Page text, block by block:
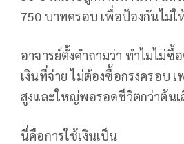
750 บาทครอบ เพื่อป้องกันไม่
อาจารย์ตั้งคำถามว่า ทำไมไม่ซื้
เงินที่จ่าย ไม่ต้องซื้อกรงครอบ
สูงและใหญ่พอรอดชีวิตกว่าต้นเ
นี่คือการใช้เงินเป็น